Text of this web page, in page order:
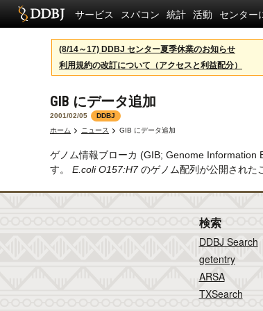
サービス スパコン 統計 活動 センター
(8/14～17) DDBJ センター夏季休業のお知らせ
利用規約の改訂について（アクセスと利益配分）
GIB にデータ追加
2001/02/05
DDBJ
ホーム
ニュース GIB にデータ追加
ゲノム情報ブローカ (GIB; Genome Information
す。
E.coli O157:H7のゲノム配列が公開された
検索
DDBJ Search
getentry
ARSA
TXSearch